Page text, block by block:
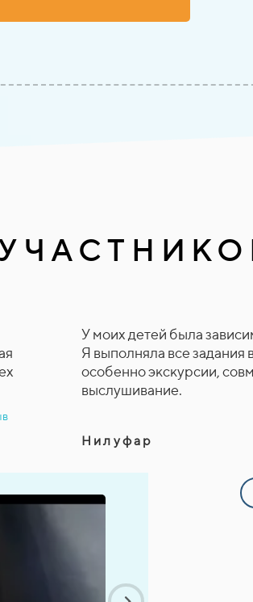
У моих детей была
Я выполняла все задания
особенно экскурсии,
выслушивание.
Нилуфар